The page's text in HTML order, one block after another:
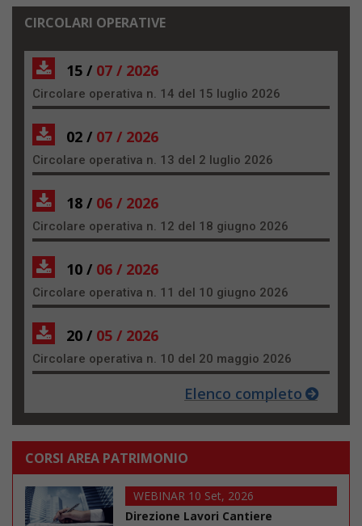
CIRCOLARI OPERATIVE
15 / 07 / 2026
Circolare operativa n. 14 del 15 luglio 2026
02 / 07 / 2026
Circolare operativa n. 13 del 2 luglio 2026
18 / 06 / 2026
Circolare operativa n. 12 del 18 giugno 2026
10 / 06 / 2026
Circolare operativa n. 11 del 10 giugno 2026
20 / 05 / 2026
Circolare operativa n. 10 del 20 maggio 2026
Elenco completo
CORSI AREA PATRIMONIO
WEBINAR 10 Set, 2026
Direzione Lavori Cantiere